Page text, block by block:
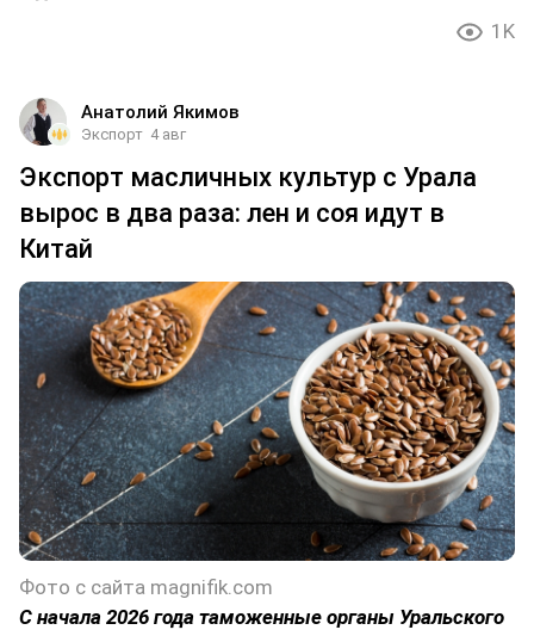
1K
Анатолий Якимов
Экспорт 4 авг
Экспорт масличных культур с Урала
вырос в два раза: лен и соя идут в
Китай
Фото с сайта magnifik.com
С начала 2026 года таможенные органы Уральского